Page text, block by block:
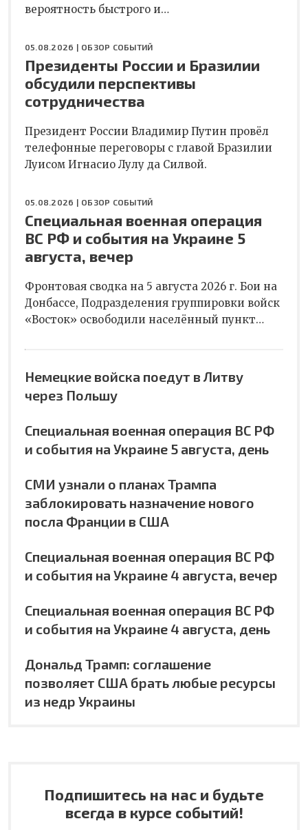
вероятность быстрого и…
05.08.2026 | ОБЗОР СОБЫТИЙ
Президенты России и Бразилии
обсудили перспективы
сотрудничества
Президент России Владимир Путин провёл
телефонные переговоры с главой Бразилии
Луисом Игнасио Лулу да Силвой.
05.08.2026 | ОБЗОР СОБЫТИЙ
Специальная военная операция
ВС РФ и события на Украине 5
августа, вечер
Фронтовая сводка на 5 августа 2026 г. Бои на
Донбассе, Подразделения группировки войск
«Восток» освободили населённый пункт…
Немецкие войска поедут в Литву
через Польшу
Специальная военная операция ВС РФ
и события на Украине 5 августа, день
СМИ узнали о планах Трампа
заблокировать назначение нового
посла Франции в США
Специальная военная операция ВС РФ
и события на Украине 4 августа, вечер
Специальная военная операция ВС РФ
и события на Украине 4 августа, день
Дональд Трамп: соглашение
позволяет США брать любые ресурсы
из недр Украины
Подпишитесь на нас и будьте
всегда в курсе событий!